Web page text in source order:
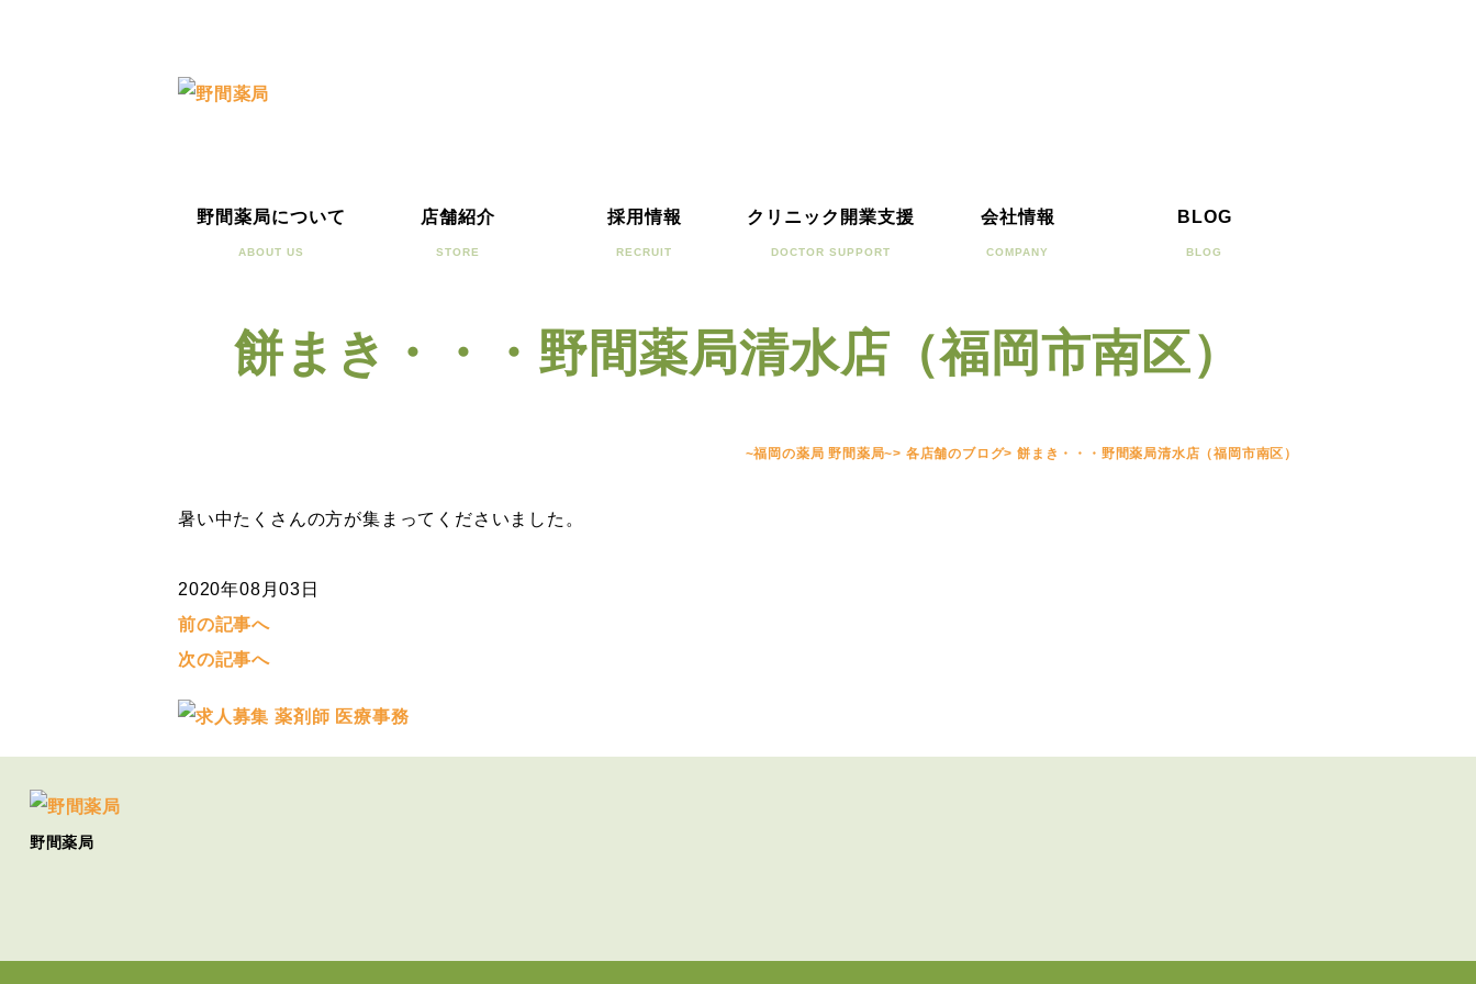
野間薬局について
ABOUT US
店舗紹介
STORE
採用情報
RECRUIT
クリニック開業支援
DOCTOR SUPPORT
会社情報
COMPANY
BLOG
BLOG
餅まき・・・野間薬局清水店（福岡市南区）
~福岡の薬局 野間薬局~> 各店舗のブログ> 餅まき・・・野間薬局清水店（福岡市南区）
暑い中たくさんの方が集まってくださいました。
2020年08月03日
前の記事へ
次の記事へ
野間薬局